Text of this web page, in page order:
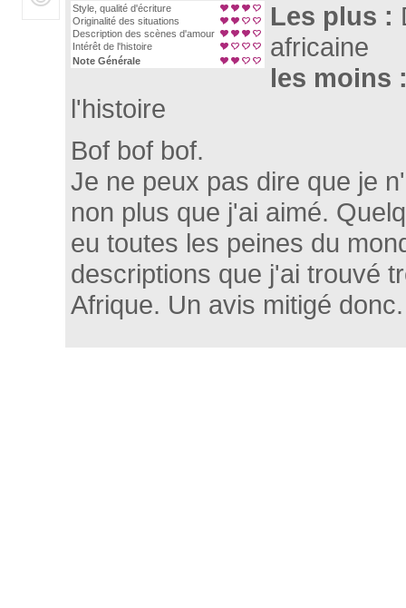
Style, qualité d'écriture
Originalité des situations
Description des scènes d'amour
Intérêt de l'histoire
Note Générale
Les plus :
africaine
les moins
l'histoire
Bof bof bof.
Je ne peux pas dire que je
non plus que j'ai aimé.
eu toutes les peines du
descriptions que j'ai trouvé
Afrique. Un avis mitigé donc.